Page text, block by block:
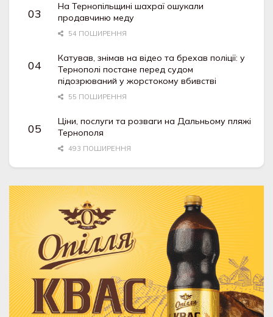
На Тернопільщині шахраї ошукали
продавчиню меду
54 ПОШИРЕННЯ
Катував, знімав на відео та брехав поліції: у
Тернополі постане перед судом
підозрюваний у жорстокому вбивстві
55 ПОШИРЕННЯ
Ціни, послуги та розваги на Дальньому пляжі
Тернополя
493 ПОШИРЕННЯ